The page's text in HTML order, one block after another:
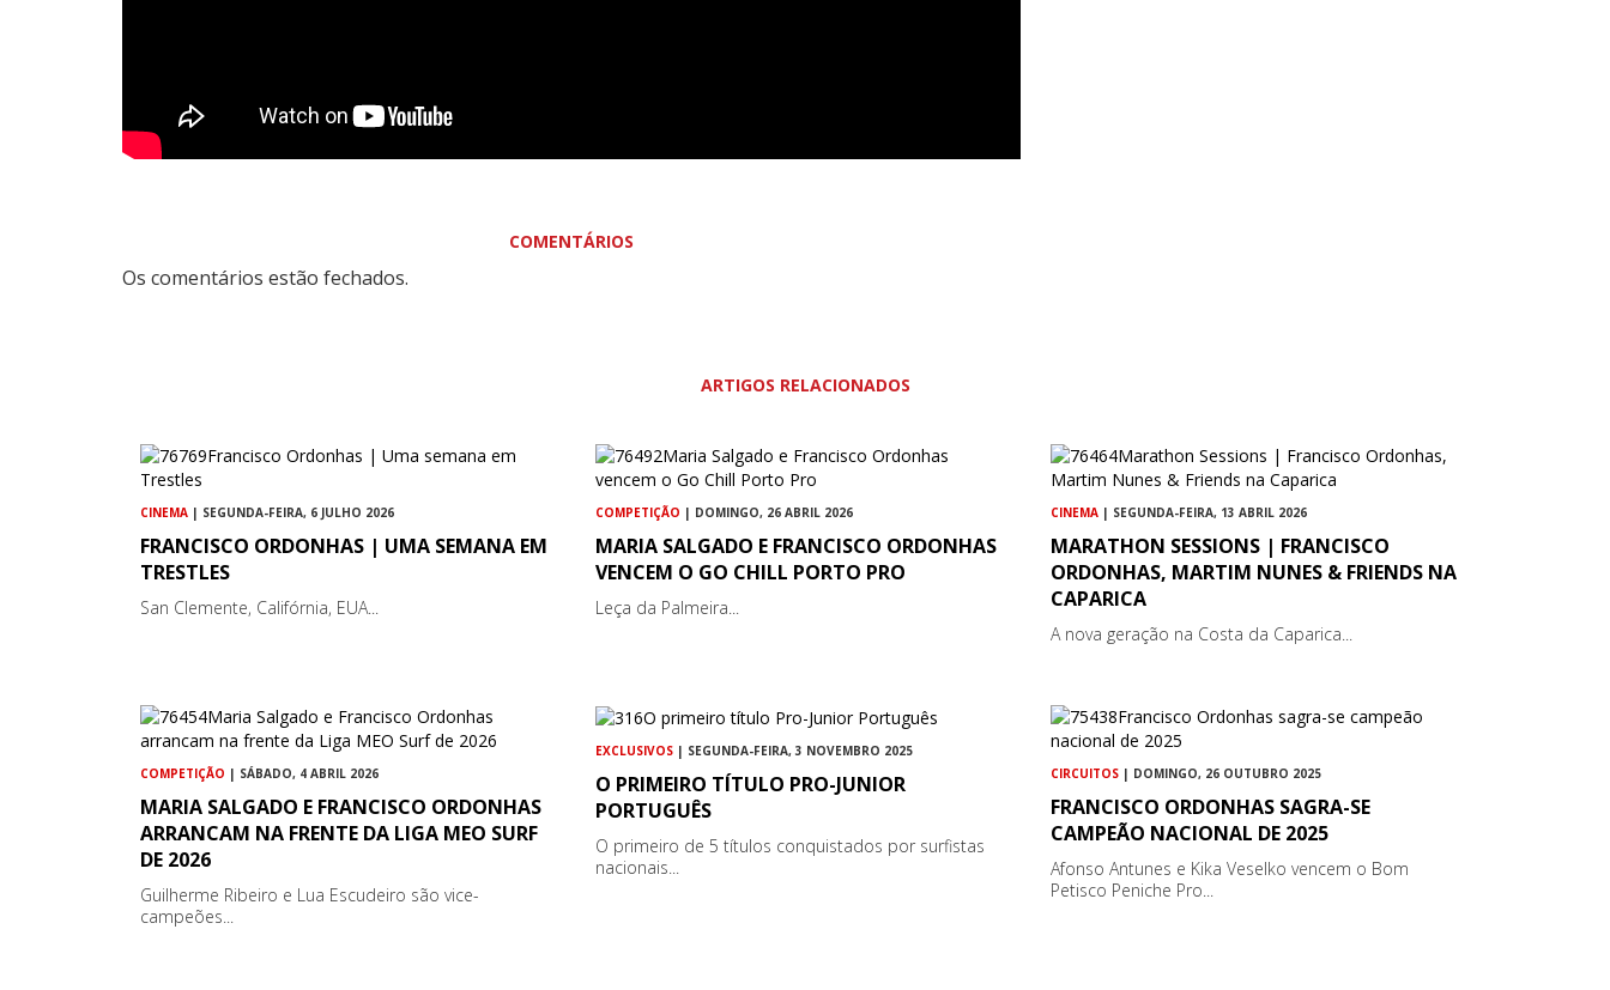
COMENTÁRIOS
Os comentários estão fechados.
ARTIGOS RELACIONADOS
CINEMA | SEGUNDA-FEIRA, 6 JULHO 2026
FRANCISCO ORDONHAS | UMA SEMANA EM
TRESTLES
San Clemente, Califórnia, EUA...
COMPETIÇÃO | DOMINGO, 26 ABRIL 2026
MARIA SALGADO E FRANCISCO ORDONHAS
VENCEM O GO CHILL PORTO PRO
Leça da Palmeira...
CINEMA | SEGUNDA-FEIRA, 13 ABRIL 2026
MARATHON SESSIONS | FRANCISCO
ORDONHAS, MARTIM NUNES & FRIENDS NA
CAPARICA
A nova geração na Costa da Caparica...
COMPETIÇÃO | SÁBADO, 4 ABRIL 2026
MARIA SALGADO E FRANCISCO ORDONHAS
ARRANCAM NA FRENTE DA LIGA MEO SURF
DE 2026
Guilherme Ribeiro e Lua Escudeiro são vice-
campeões...
EXCLUSIVOS | SEGUNDA-FEIRA, 3 NOVEMBRO 2025
O PRIMEIRO TÍTULO PRO-JUNIOR
PORTUGUÊS
O primeiro de 5 títulos conquistados por surfistas
nacionais...
CIRCUITOS | DOMINGO, 26 OUTUBRO 2025
FRANCISCO ORDONHAS SAGRA-SE
CAMPEÃO NACIONAL DE 2025
Afonso Antunes e Kika Veselko vencem o Bom
Petisco Peniche Pro...